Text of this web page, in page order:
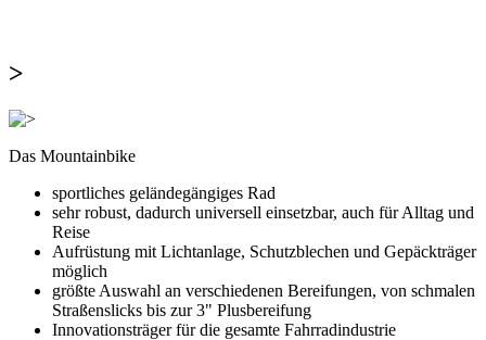
>
Das Mountainbike
sportliches geländegängiges Rad
sehr robust, dadurch universell einsetzbar, auch für Alltag und
Reise
Aufrüstung mit Lichtanlage, Schutzblechen und Gepäckträger
möglich
größte Auswahl an verschiedenen Bereifungen, von schmalen
Straßenslicks bis zur 3" Plusbereifung
Innovationsträger für die gesamte Fahrradindustrie